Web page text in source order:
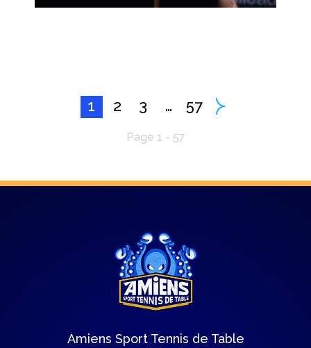
1 2 3 … 57
Page 1 - 57
Amiens Sport Tennis de Table